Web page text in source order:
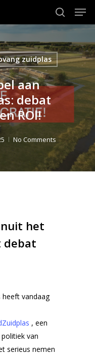
search
zuidplas
aan
debat
ROl!
No Comments
het
debat
heeft vandaag
, een
van
serieus nemen
Close
Menu